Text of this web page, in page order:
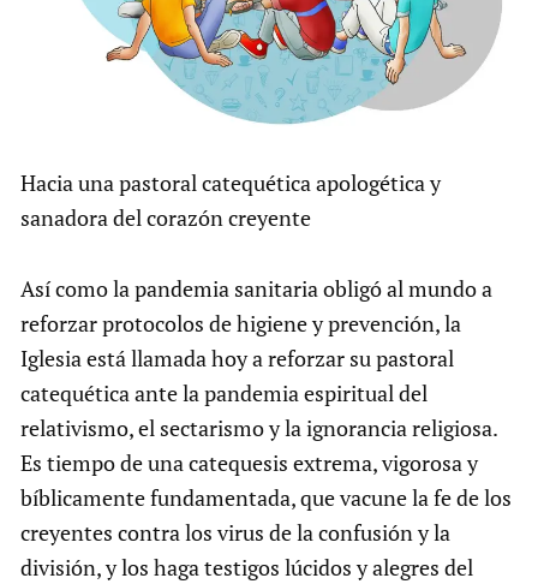
Hacia una pastoral catequética apologética y
sanadora del corazón creyente
Así como la pandemia sanitaria obligó al mundo a
reforzar protocolos de higiene y prevención, la
Iglesia está llamada hoy a reforzar su pastoral
catequética ante la pandemia espiritual del
relativismo, el sectarismo y la ignorancia religiosa.
Es tiempo de una catequesis extrema, vigorosa y
bíblicamente fundamentada, que vacune la fe de los
creyentes contra los virus de la confusión y la
división, y los haga testigos lúcidos y alegres del